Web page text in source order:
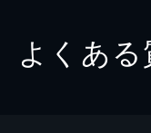
よくある